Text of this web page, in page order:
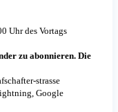
Uhr des Vortags
zu abonnieren. Die
strasse
Google